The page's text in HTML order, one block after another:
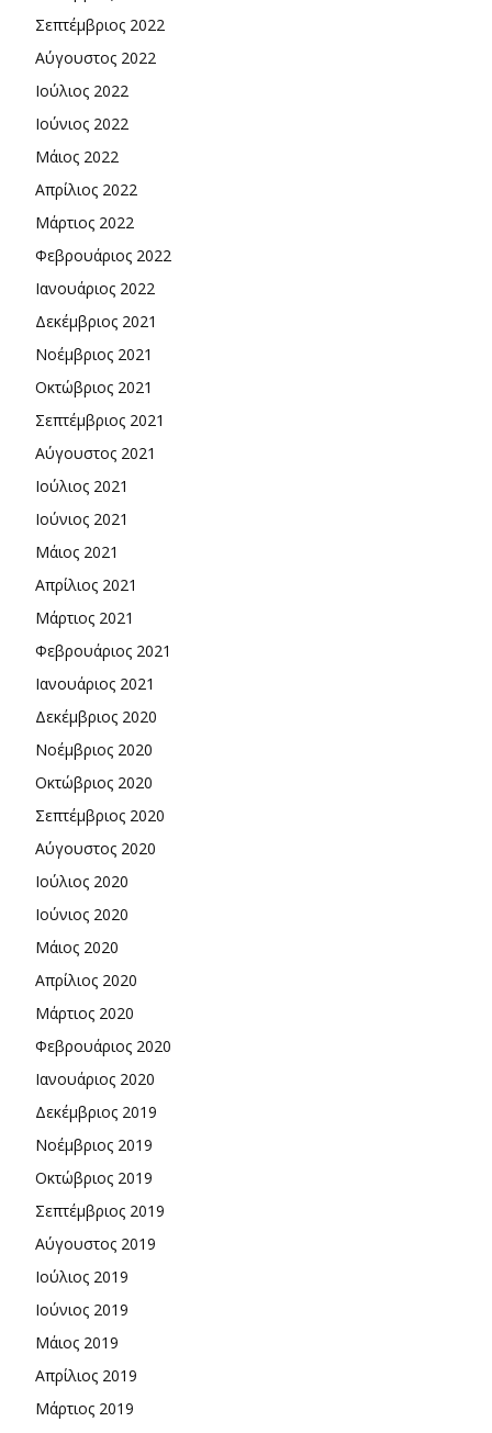
Σεπτέμβριος 2022
Αύγουστος 2022
Ιούλιος 2022
Ιούνιος 2022
Μάιος 2022
Απρίλιος 2022
Μάρτιος 2022
Φεβρουάριος 2022
Ιανουάριος 2022
Δεκέμβριος 2021
Νοέμβριος 2021
Οκτώβριος 2021
Σεπτέμβριος 2021
Αύγουστος 2021
Ιούλιος 2021
Ιούνιος 2021
Μάιος 2021
Απρίλιος 2021
Μάρτιος 2021
Φεβρουάριος 2021
Ιανουάριος 2021
Δεκέμβριος 2020
Νοέμβριος 2020
Οκτώβριος 2020
Σεπτέμβριος 2020
Αύγουστος 2020
Ιούλιος 2020
Ιούνιος 2020
Μάιος 2020
Απρίλιος 2020
Μάρτιος 2020
Φεβρουάριος 2020
Ιανουάριος 2020
Δεκέμβριος 2019
Νοέμβριος 2019
Οκτώβριος 2019
Σεπτέμβριος 2019
Αύγουστος 2019
Ιούλιος 2019
Ιούνιος 2019
Μάιος 2019
Απρίλιος 2019
Μάρτιος 2019